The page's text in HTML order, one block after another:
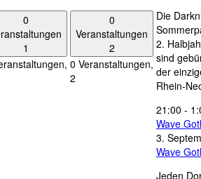
0
1
0
Veranstaltungen
2
0 Veranstaltungen,
2
Die
2.
sind
der
Rhein-
21:00 -
Wave
3.
Wave
Jeden